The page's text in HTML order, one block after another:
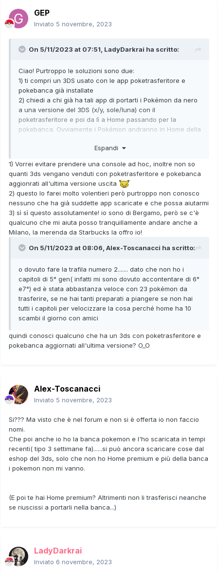
GEP
Inviato 5 novembre, 2023
On 5/11/2023 at 07:51, LadyDarkrai ha scritto:
Ciao! Purtroppo le soluzioni sono due:
1) ti compri un 3DS usato con le app poketrasferitore e
pokebanca già installate
2) chiedi a chi già ha tali app di portarti i Pokémon da nero
a una versione del 3DS (x/y, sole/luna) con il
poketrasferitore e poi da lì a Home passando per la
pokebanca. Ovviamente i Pokémon andranno in Home della
venderti un 3DS o aiutarti con i passaggi può vedere se
siete della stessa città
Espandi
1) Vorrei evitare prendere una console ad hoc, inoltre non so
quanti 3ds vengano venduti con poketrasferitore e pokebanca
aggionrati all'ultima versione uscita
2) questo lo farei molto volentieri però purtroppo non conosco
nessuno che ha già suddette app scaricate e che possa aiutarmi
3) sì sì questo assolutamente! io sono di Bergamo, però se c'è
qualcuno che mi aiuta posso tranquillamente andare anche a
Milano, la merenda da Starbucks la offro io!
On 5/11/2023 at 08:06, Alex-Toscanacci ha scritto:
o dovuto fare la trafila numero 2....... dato che non ho i
capitoli di 5° gen( infatti mi sono dovuto accontentare di 6°
e7°) ed è stata abbastanza veloce con 23 pokémon da
trasferire, se ne hai tanti preparati a piangere se non hai
tutti i capitoli per velocizzare la cosa perché home ha 10
scambi il giorno con amici
quindi conosci qualcuno che ha un 3ds con poketrasferitore e
pokebanca aggiornati all'ultima versione? O_O
Alex-Toscanacci
Inviato 5 novembre, 2023
Si??? Ma visto che è nel forum e non si è offerta io non faccio
nomi.
Che poi anche io ho la banca pokemon e l'ho scaricata in tempi
recenti( tipo 3 settimane fa)......si può ancora scaricare cose dal
eshop del 3ds, solo che non ho Home premium e più della banca
i pokemon non mi vanno.
(E poi te hai Home premium? Altrimenti non li trasferisci neanche
se riuscissi a portarli nella banca...)
LadyDarkrai
Inviato 6 novembre, 2023